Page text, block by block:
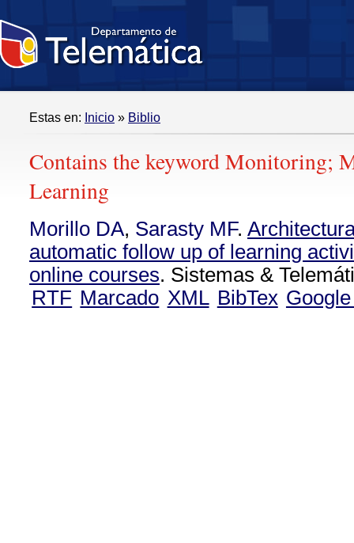
Estas en: Inicio » Biblio
Contains the keyword Monitoring;
Learning
Morillo DA, Sarasty MF.
automatic follow up of learning
online courses. Sistemas &
RTF Marcado XML BibTex